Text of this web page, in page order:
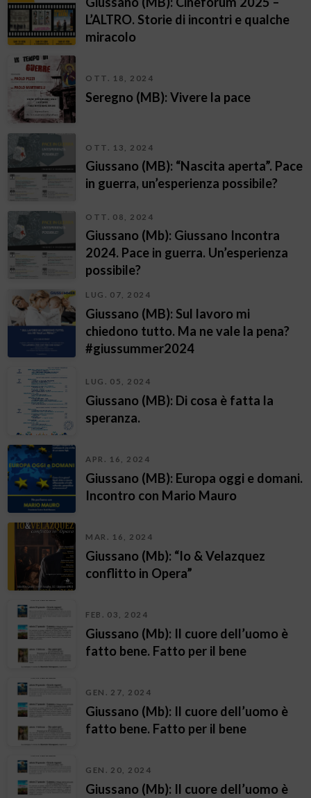
L’ALTRO. Storie di incontri e qualche
miracolo
OTT. 18, 2024
Seregno (MB): Vivere la pace
OTT. 13, 2024
Giussano (MB): “Nascita aperta”. Pace
in guerra, un’esperienza possibile?
OTT. 08, 2024
Giussano (Mb): Giussano Incontra
2024. Pace in guerra. Un’esperienza
possibile?
LUG. 07, 2024
Giussano (MB): Sul lavoro mi
chiedono tutto. Ma ne vale la pena?
#giussummer2024
LUG. 05, 2024
Giussano (MB): Di cosa è fatta la
speranza.
APR. 16, 2024
Giussano (MB): Europa oggi e domani.
Incontro con Mario Mauro
MAR. 16, 2024
Giussano (Mb): “Io & Velazquez
conflitto in Opera”
FEB. 03, 2024
Giussano (Mb): Il cuore dell’uomo è
fatto bene. Fatto per il bene
GEN. 27, 2024
Giussano (Mb): Il cuore dell’uomo è
fatto bene. Fatto per il bene
GEN. 20, 2024
Giussano (Mb): Il cuore dell’uomo è